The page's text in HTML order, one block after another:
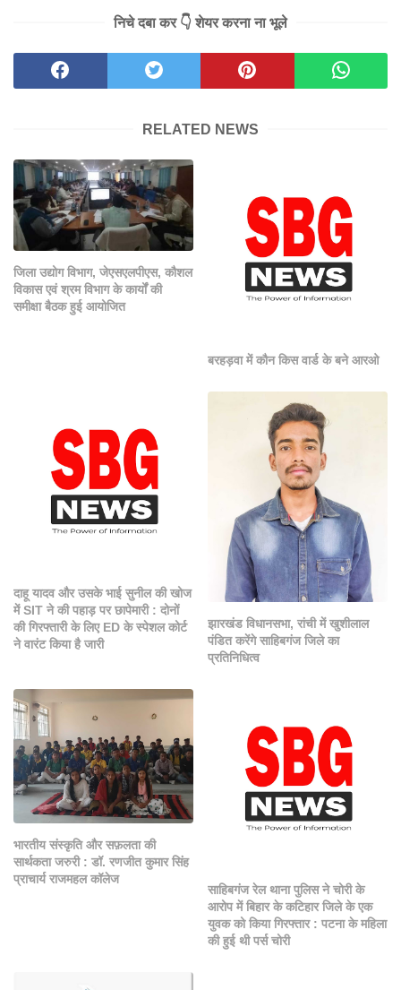
निचे दबा कर 👇 शेयर करना ना भूले
RELATED NEWS
जिला उद्योग विभाग, जेएसएलपीएस, कौशल
विकास एवं श्रम विभाग के कार्यों की
समीक्षा बैठक हुई आयोजित
बरहड़वा में कौन किस वार्ड के बने आरओ
दाहू यादव और उसके भाई सुनील की खोज
में SIT ने की पहाड़ पर छापेमारी : दोनों
की गिरफ्तारी के लिए ED के स्पेशल कोर्ट
ने वारंट किया है जारी
झारखंड विधानसभा, रांची में खुशीलाल
पंडित करेंगे साहिबगंज जिले का
प्रतिनिधित्व
भारतीय संस्कृति और सफ़लता की
सार्थकता जरुरी : डॉ. रणजीत कुमार सिंह
प्राचार्य राजमहल कॉलेज
साहिबगंज रेल थाना पुलिस ने चोरी के
आरोप में बिहार के कटिहार जिले के एक
युवक को किया गिरफ्तार : पटना के महिला
की हुई थी पर्स चोरी